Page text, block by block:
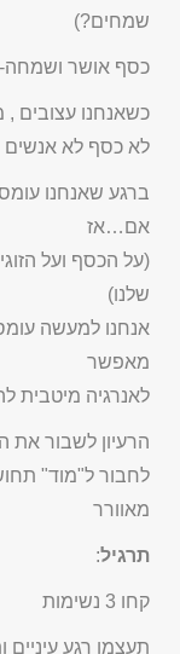
שמחים?)
כסף אושר ושמחה-
כשאנחנו עצובים ,
לא כסף לא אנשים
ברגע שאנחנו
אם…אז
(על הכסף ועל
שלנו)
אנחנו למעשה
מאפשר
לאנרגיה מיטבית
הרעיון לשבור את
לחבור ל"מוד"
מאוורר
תרגיל:
קחו 3 נשימות
תעצמו רגע